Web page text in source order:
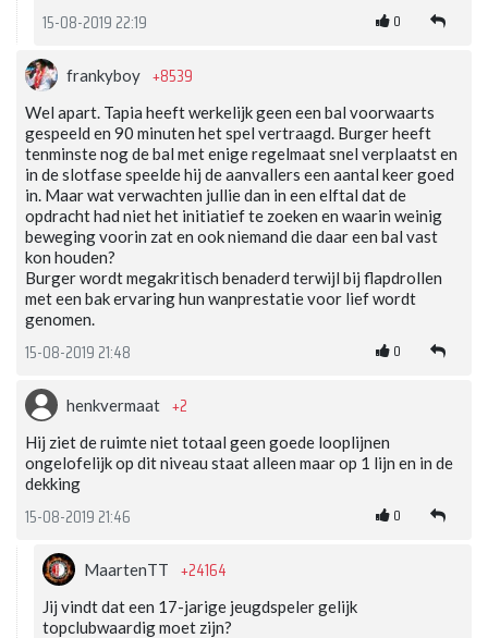
15-08-2019 22:19 0
frankyboy +8539
Wel apart. Tapia heeft werkelijk geen een bal voorwaarts
gespeeld en 90 minuten het spel vertraagd. Burger heeft
tenminste nog de bal met enige regelmaat snel verplaatst en
in de slotfase speelde hij de aanvallers een aantal keer goed
in. Maar wat verwachten jullie dan in een elftal dat de
opdracht had niet het initiatief te zoeken en waarin weinig
beweging voorin zat en ook niemand die daar een bal vast
kon houden?
Burger wordt megakritisch benaderd terwijl bij flapdrollen
met een bak ervaring hun wanprestatie voor lief wordt
genomen.
15-08-2019 21:48 0
henkvermaat +2
Hij ziet de ruimte niet totaal geen goede looplijnen
ongelofelijk op dit niveau staat alleen maar op 1 lijn en in de
dekking
15-08-2019 21:46 0
MaartenTT +24164
Jij vindt dat een 17-jarige jeugdspeler gelijk
topclubwaardig moet zijn?